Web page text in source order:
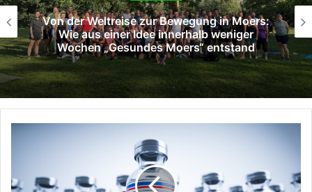
Von der Weltreise zur Bewegung in Moers:
Wie aus einer Idee innerhalb weniger
Wochen „Gesundes Moers“ entstand